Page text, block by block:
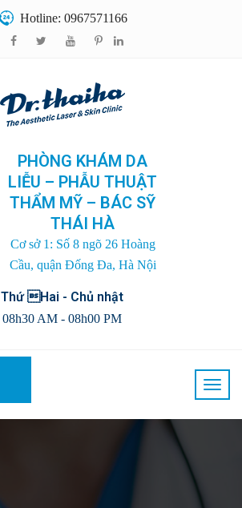
Hotline: 0967571166
PHÒNG KHÁM DA
LIỄU – PHẪU THUẬT
THẨM MỸ – BÁC SỸ
THÁI HÀ
Cơ sở 1: Số 8 ngõ 26 Hoàng
Cầu, quận Đống Đa, Hà Nội
Thứ Hai - Chủ nhật
08h30 AM - 08h00 PM